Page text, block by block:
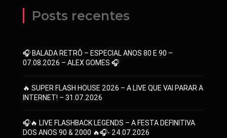
Posts recentes
🎧 BALADA RETRÔ – ESPECIAL ANOS 80 E 90 –
07.08.2026 – ALEX GOMES 🎧
🔥 SUPER FLASH HOUSE 2026 – A LIVE QUE VAI PARAR A
INTERNET! – 31.07.2026
🎧🔥 LIVE FLASHBACK LEGENDS – A FESTA DEFINITIVA
DOS ANOS 90 & 2000 🔥🎧- 24.07.2026